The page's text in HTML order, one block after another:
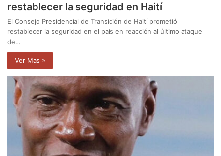
restablecer la seguridad en Haití
El Consejo Presidencial de Transición de Haití prometió
restablecer la seguridad en el país en reacción al último ataque
de…
Ver Mas »